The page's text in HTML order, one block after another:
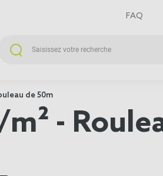
FAQ
de 50m
-